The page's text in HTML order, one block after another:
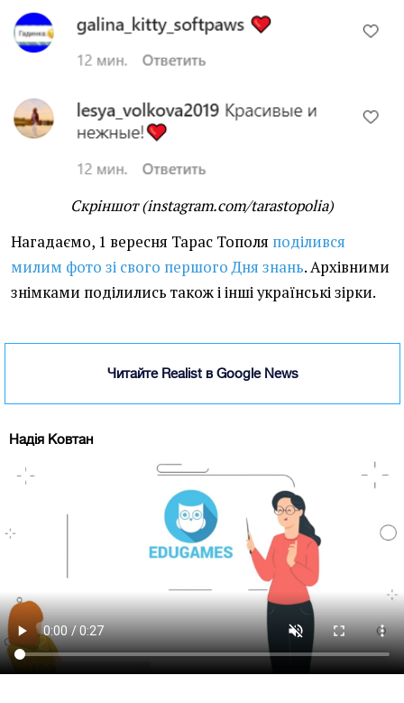
Скріншот (instagram.com/tarastopolia)
Нагадаємо, 1 вересня Тарас Тополя поділився
милим фото зі свого першого Дня знань. Архівними
знімками поділились також і інші українські зірки.
Читайте Realist в Google News
Надія Ковтан